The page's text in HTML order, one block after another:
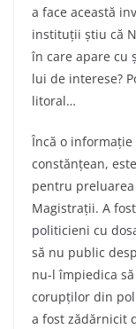
a face această
instituții știu că
în care apare cu
lui de interese?
litoral…
Încă o
constănțean,
pentru preluarea
Magistrații. A
politicieni cu
să nu public
nu-l împiedica
corupților din
a fost zădărnicit